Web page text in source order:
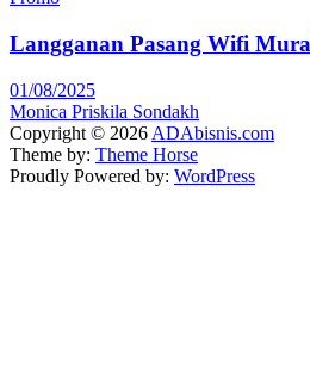
Langganan Pasang Wifi
01/08/2025
Monica Priskila Sondakh
Copyright © 2026 ADAbisnis.com
Theme by: Theme Horse
Proudly Powered by: WordPress